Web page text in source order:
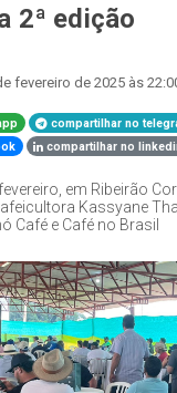
2ª edição
fevereiro de 2025 às
compartilhar no
compartilhar no
em Ribeirão
Kassyane
Café e Café no Brasil